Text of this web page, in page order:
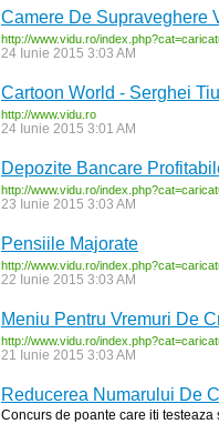
Camere De Supraveghere
http://www.vidu.ro/
24 Iunie 2015 3:03 AM
Cartoon World - Serghei
http://www.vidu.ro
24 Iunie 2015 3:01 AM
Depozite Bancare
http://www.vidu.ro/
23 Iunie 2015 3:03 AM
Pensiile Majorate
http://www.vidu.ro/
22 Iunie 2015 3:03 AM
Meniu Pentru Vremuri De
http://www.vidu.ro/
21 Iunie 2015 3:03 AM
Reducerea Numarului De
Concurs de poante care iti